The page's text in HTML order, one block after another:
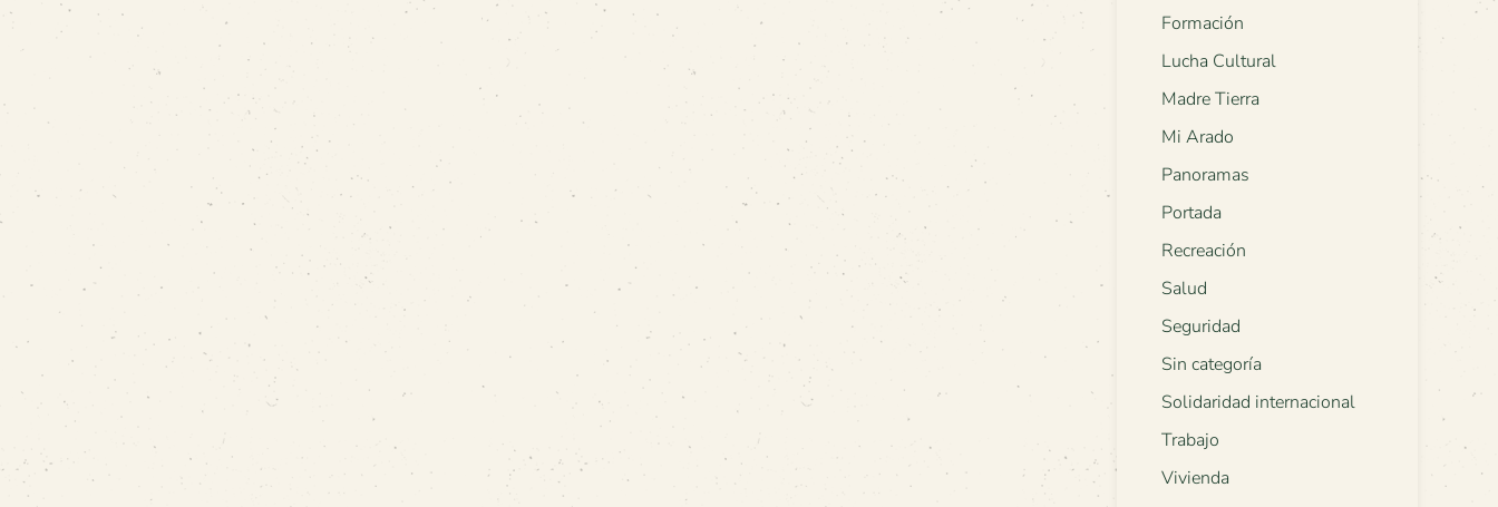
Formación
Lucha Cultural
Madre Tierra
Mi Arado
Panoramas
Portada
Recreación
Salud
Seguridad
Sin categoría
Solidaridad internacional
Trabajo
Vivienda